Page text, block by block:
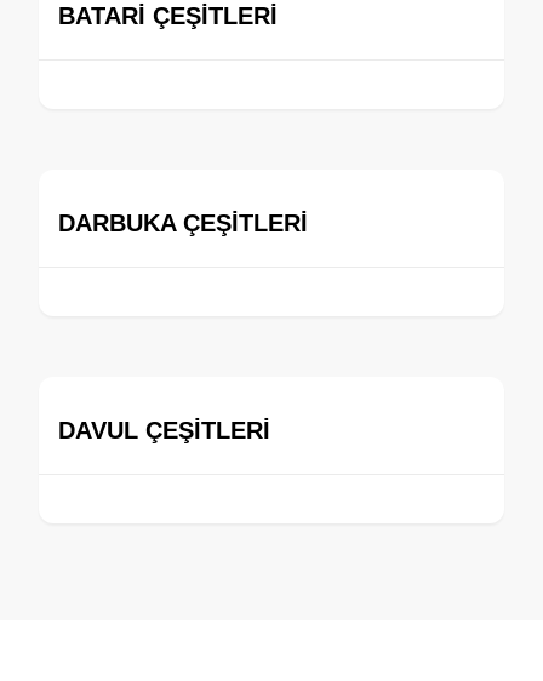
BATARİ ÇEŞİTLERİ
DARBUKA ÇEŞİTLERİ
DAVUL ÇEŞİTLERİ